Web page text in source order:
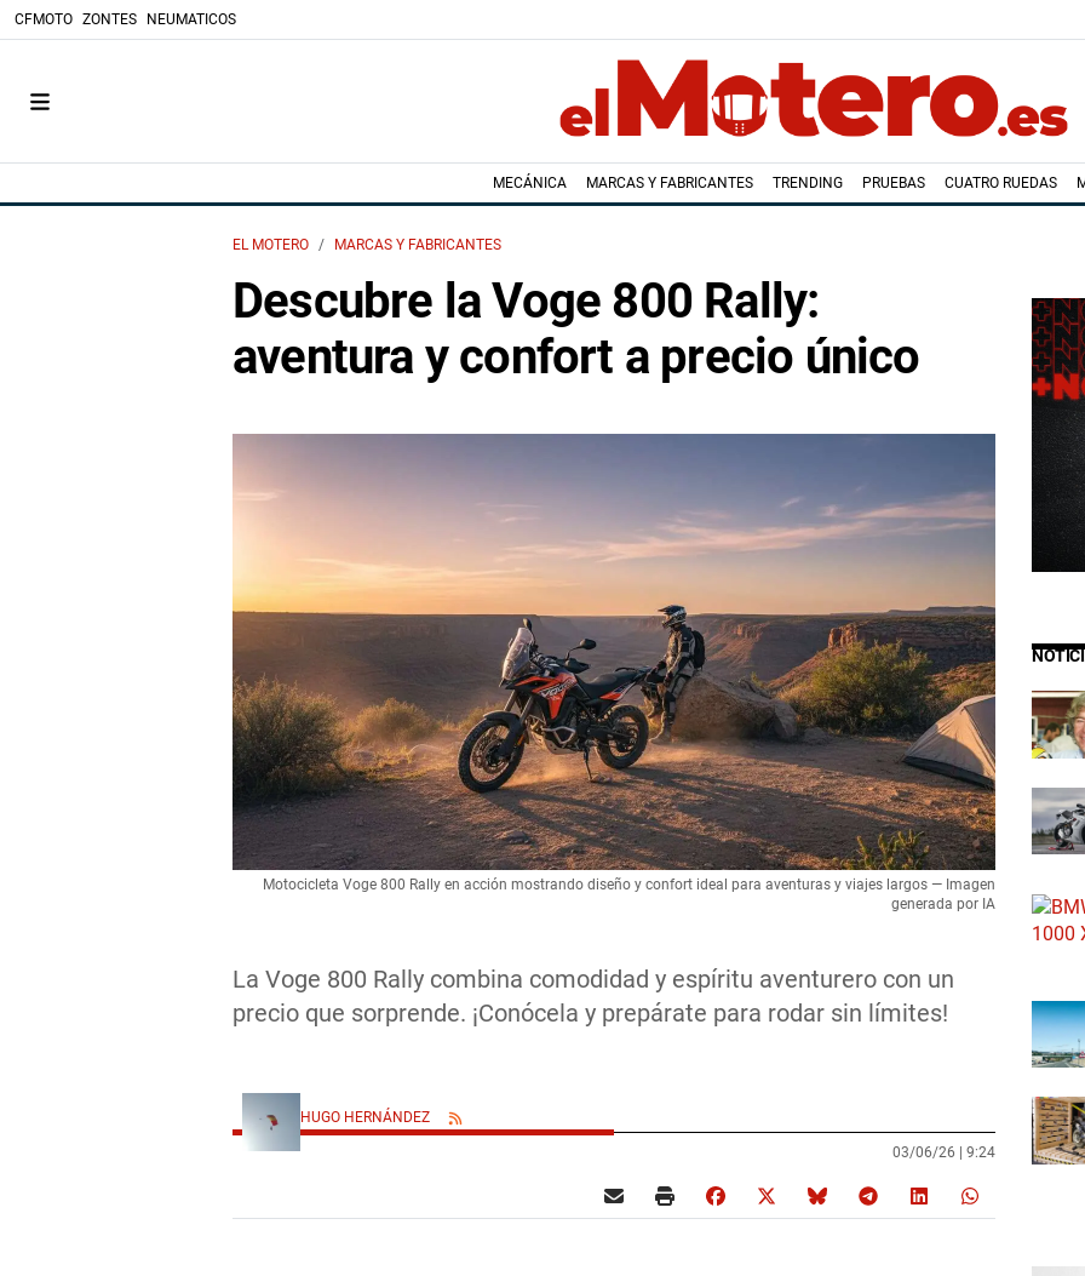
CFMOTO ZONTES NEUMATICOS
MECÁNICA MARCAS Y FABRICANTES TRENDING PRUEBAS CUATRO RUEDAS
EL MOTERO MARCAS Y FABRICANTES
Descubre la Voge 800 Rally:
aventura y confort a precio único
La Voge 800 Rally combina comodidad y espíritu aventurero con un
precio que sorprende. ¡Conócela y prepárate para rodar sin límites!
Motocicleta Voge 800 Rally en acción mostrando diseño y confort ideal para aventuras y viajes largos — Imagen
generada por IA
HUGO HERNÁNDEZ
03/06/26 | 9:24